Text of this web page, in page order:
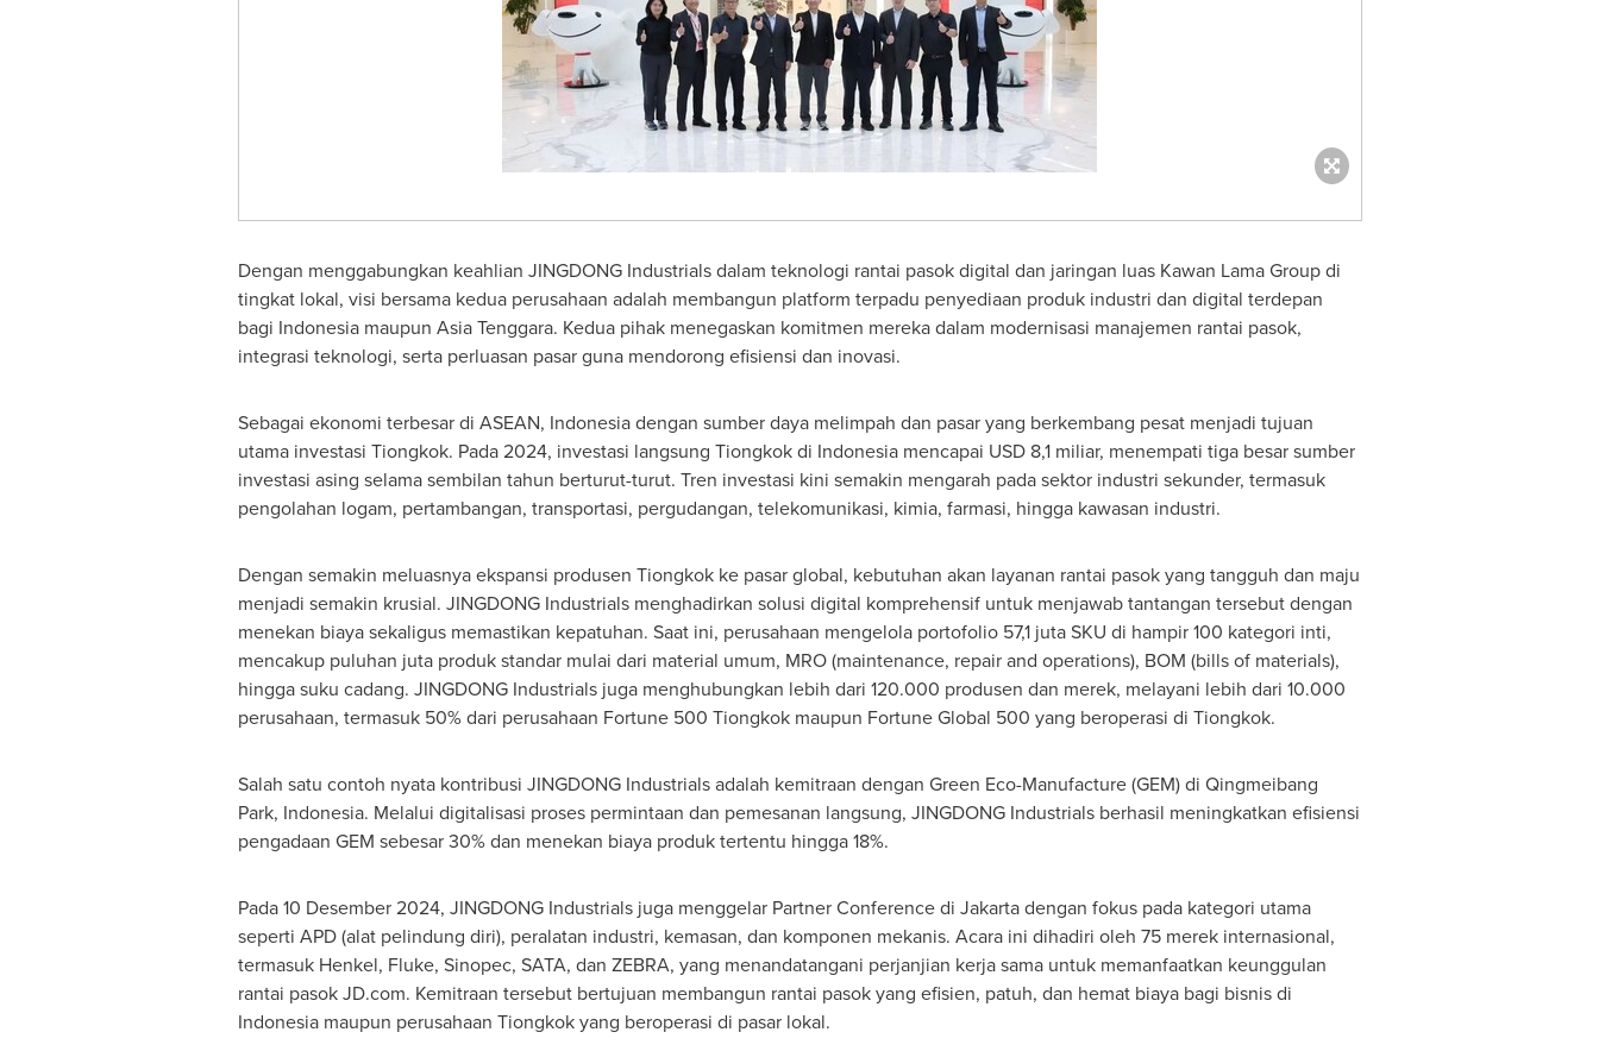
Dengan menggabungkan keahlian JINGDONG Industrials dalam teknologi rantai pasok digital dan jaringan luas Kawan Lama Group di
tingkat lokal, visi bersama kedua perusahaan adalah membangun platform terpadu penyediaan produk industri dan digital terdepan
bagi Indonesiamaupun Asia Tenggara. Kedua pihak menegaskan komitmen mereka dalam modernisasi manajemen rantai pasok,
integrasi teknologi, serta perluasan pasar guna mendorong efisiensi dan inovasi.
Sebagai ekonomi terbesar di ASEAN, Indonesiadengan sumber daya melimpah dan pasar yang berkembang pesat menjadi tujuan
utama investasi Tiongkok. Pada 2024, investasi langsung Tiongkok di Indonesiamencapai USD 8,1miliar, menempati tiga besar sumber
investasi asing selama sembilan tahun berturut-turut. Tren investasi kini semakin mengarah pada sektor industri sekunder, termasuk
pengolahan logam, pertambangan, transportasi, pergudangan, telekomunikasi, kimia, farmasi, hingga kawasan industri.
Dengan semakin meluasnya ekspansi produsen Tiongkok ke pasar global, kebutuhan akan layanan rantai pasok yang tangguh dan maju
menjadi semakin krusial. JINGDONG Industrials menghadirkan solusi digital komprehensif untuk menjawab tantangan tersebut dengan
menekan biaya sekaligus memastikan kepatuhan. Saat ini, perusahaan mengelola portofolio 57,1 juta SKU di hampir 100 kategori inti,
mencakup puluhan juta produk standar mulai dari material umum, MRO (maintenance, repair and operations), BOM (bills of materials),
hingga suku cadang. JINGDONG Industrials juga menghubungkan lebih dari 120.000 produsen dan merek, melayani lebih dari 10.000
perusahaan, termasuk 50% dari perusahaan Fortune 500 Tiongkok maupun Fortune Global 500 yang beroperasi di Tiongkok.
Salah satu contoh nyata kontribusi JINGDONG Industrials adalah kemitraan dengan Green Eco-Manufacture (GEM) di Qingmeibang
Park, Indonesia. Melalui digitalisasi proses permintaan dan pemesanan langsung, JINGDONG Industrials berhasil meningkatkan efisiensi
pengadaan GEM sebesar 30% dan menekan biaya produk tertentu hingga 18%.
Pada 10 Desember 2024, JINGDONG Industrials juga menggelar Partner Conference di Jakartadengan fokus pada kategori utama
seperti APD (alat pelindung diri), peralatan industri, kemasan, dan komponen mekanis. Acara ini dihadiri oleh 75 merek internasional,
termasuk Henkel, Fluke, Sinopec, SATA, dan ZEBRA, yang menandatangani perjanjian kerja sama untuk memanfaatkan keunggulan
rantai pasok JD.com. Kemitraan tersebut bertujuan membangun rantai pasok yang efisien, patuh, dan hemat biaya bagi bisnis di
Indonesiamaupun perusahaan Tiongkok yang beroperasi di pasar lokal.